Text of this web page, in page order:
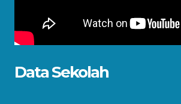
Data Sekolah